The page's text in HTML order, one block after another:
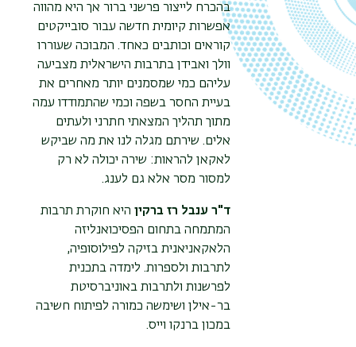
בהכרח לייצור פרשני ברור אך היא מהווה
אפשרות קיומית חדשה עבור סובייקטים
קוראים וכותבים כאחד. המבוכה שעוררו
וולך ואבידן בתרבות הישראלית מצביעה
עליהם כמי שמסמנים יותר מאחרים את
בעיית החסר בשפה וכמי שהתמודדו עמה
מתוך תהליך המצאתי חתרני ולעתים
אלים. שירתם מגלה לנו את מה שביקש
לאקאן להראות: שירה יכולה לא רק
למסור מסר אלא גם לענג.
ד"ר ענבל רז ברקין היא חוקרת תרבות
המתמחה בתחום הפסיכואנליזה
הלאקאניאנית בזיקה לפילוסופיה,
לתרבות ולספרות. לימדה בתכנית
לפרשנות ולתרבות באוניברסיטת
בר-אילן ושימשה כמורה לפיתוח חשיבה
במכון ברנקו וייס.